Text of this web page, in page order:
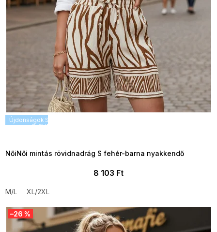
Újdonságok SUMMER SALE -35% ?
G_SUMMER35:35:HUF:P:f!2026-
NőiNői mintás rövidnadrág S fehér-barna nyakkendő
8 103 Ft
M/L XL/2XL
–26 %